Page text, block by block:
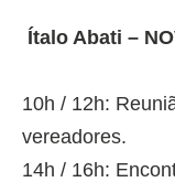
Ítalo Abati –
10h / 12h:
vereadores.
14h / 16h: